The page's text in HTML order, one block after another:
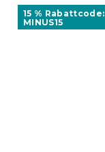
15 % Rabattcode:
MINUS15